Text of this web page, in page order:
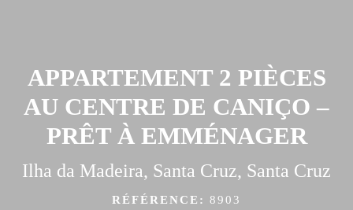
APPARTEMENT 2 PIÈCES
AU CENTRE DE CANIÇO –
PRÊT À EMMÉNAGER
Ilha da Madeira, Santa Cruz, Santa Cruz
RÉFÉRENCE: 8903